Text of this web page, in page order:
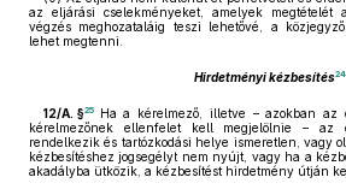
az eljárási cselekményeket, amelyek megtételét
végzés meghozataláig teszi lehetővé, a
lehet megtenni.
Hirdetményi kézbesítés24
12/A. §25
Ha a kérelmező, illetve – azokban az
kérelmezőnek ellenfelet kell megjelölnie – az
rendelkezik és tartózkodási helye ismeretlen, vagy
kézbesítéshez jogsegélyt nem nyújt, vagy ha a
akadályba ütközik, a kézbesítést hirdetmény útján